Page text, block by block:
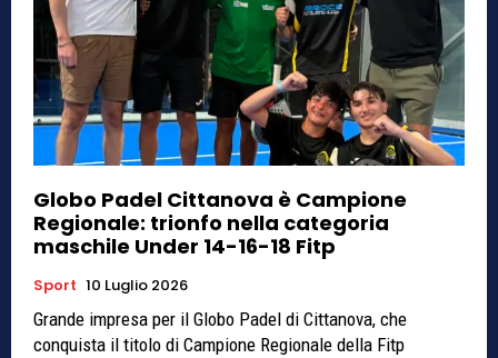
Globo Padel Cittanova è Campione
Regionale: trionfo nella categoria
maschile Under 14-16-18 Fitp
Sport 10 Luglio 2026
Grande impresa per il Globo Padel di Cittanova, che
conquista il titolo di Campione Regionale della Fitp